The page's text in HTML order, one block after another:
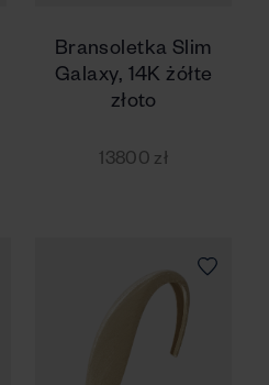
Bransoletka Slim
Galaxy, 14K żółte
złoto
13800 zł